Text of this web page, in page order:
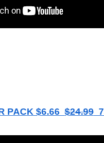
PACK $6.66$24.99